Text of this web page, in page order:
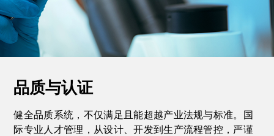
品质与认证
健全品质系统，不仅满足且能超越产业法规与标准。国
际专业人才管理，从设计、开发到生产流程管控，严谨